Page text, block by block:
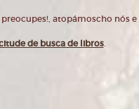
atopámoscho nós e
de busca de libros.